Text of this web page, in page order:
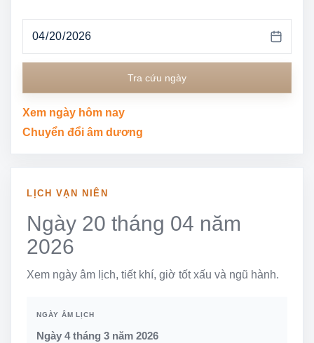
Tra cứu ngày
Xem ngày hôm nay
Chuyển đổi âm dương
LỊCH VẠN NIÊN
Ngày 20 tháng 04 năm
2026
Xem ngày âm lịch, tiết khí, giờ tốt xấu và ngũ hành.
NGÀY ÂM LỊCH
Ngày 4 tháng 3 năm 2026